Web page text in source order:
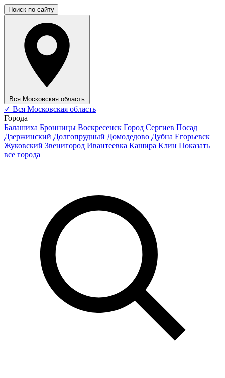
Поиск по сайту
Вся Московская область
✓ Вся Московская область
Города
Балашиха Бронницы Воскресенск Город Сергиев Посад
Дзержинский Долгопрудный Домодедово Дубна Егорьевск
Жуковский Звенигород Ивантеевка Кашира Клин Показать
все города